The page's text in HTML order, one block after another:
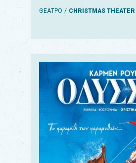
ΘΕΑΤΡΟ CHRISTMAS THEATER